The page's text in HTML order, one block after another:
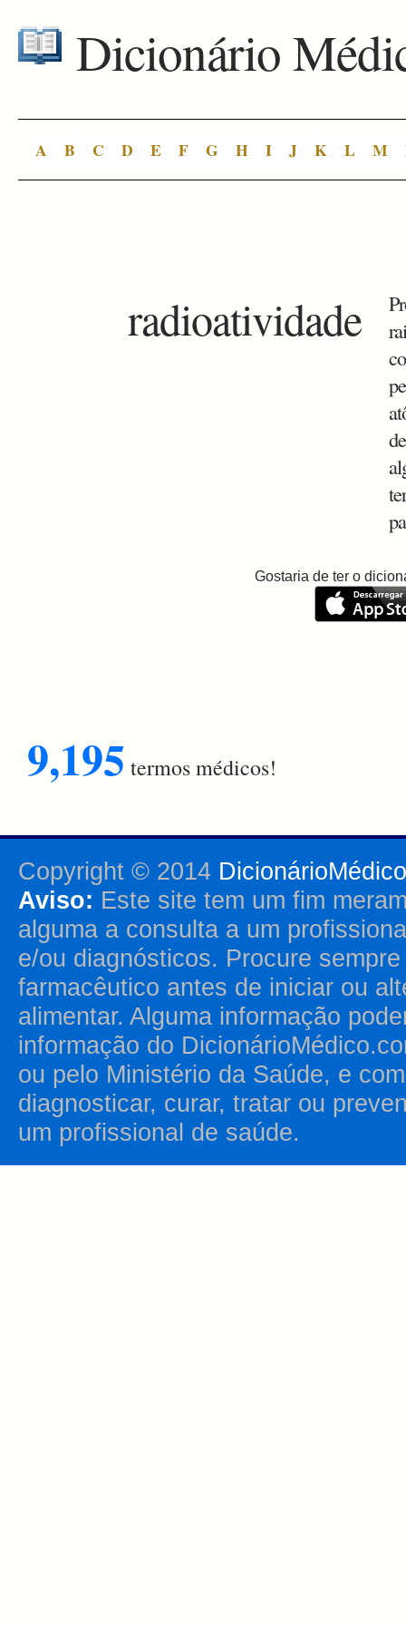
Dicionário
A B C D E F G H I J K L M
radioatividade
Gostaria de ter o
9,195 termos médicos!
Copyright © 2014
Aviso: Este site tem um fim
alguma a consulta a um
e/ou diagnósticos. Procure
farmacêutico antes de iniciar ou
alimentar. Alguma informação
informação do
ou pelo Ministério da Saúde, e
diagnosticar, curar, tratar ou
um profissional de saúde.